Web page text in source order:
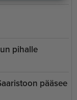
pihalle
pääsee